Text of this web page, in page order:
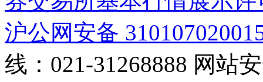
沪公网安备
线：021-31268888 网站